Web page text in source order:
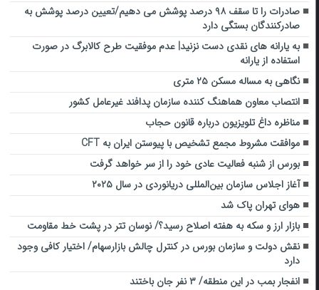
صادرات را تا سقف ۹۸ درصد پوشش می دهیم/تعیین درصد پوشش به
صادرکنندگان بستگی دارد
به یارانه های نقدی دست نزنید| عدم موفقیت طرح کالابرگ در صورت
استفاده از یارانه
نگاهی به مساله مسکن ۲۵ متری
انتصاب معاون هماهنگ کننده سازمان پدافند غیرعامل کشور
مناظره داغ تلویزیون درباره قانون حجاب
موافقت مشروط مجمع تشخیص با پیوستن ایران به CFT
بورس از شنبه فعالیت عادی خود را از سر خواهد گرفت
آغاز اجلاس سازمان بین‌المللی دریانوردی در سال ۲۰۲۵
هوای تهران پاک شد
بازار ارز و سکه به هفته اصلاح رسید؟/ نوسان تتر در پشت خط مقاومت
نقش دولت و سازمان بورس در کنترل چالش بازارسهام/ اختیار کافی وجود
دارد
انفجار بمب در این منطقه/ ۳ نفر جان باختند